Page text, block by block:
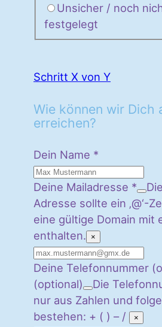
Unsicher / noch
festgelegt
Schritt X von Y
Wie können wir Dich
erreichen?
Dein Name *
Deine Mailadresse *
Adresse sollte ein ‚@‘-
eine gültige Domain mit
enthalten.
×
Deine Telefonnummer
(optional)
Die
nur aus Zahlen und
bestehen: + ( ) – /
×